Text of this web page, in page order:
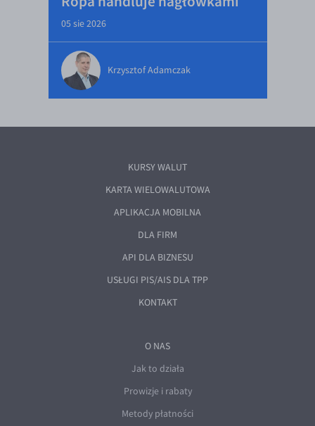
05 sie 2026
Krzysztof Adamczak
KURSY WALUT
KARTA WIELOWALUTOWA
APLIKACJA MOBILNA
DLA FIRM
API DLA BIZNESU
USŁUGI PIS/AIS DLA TPP
KONTAKT
O NAS
Jak to działa
Prowizje i rabaty
Metody płatności